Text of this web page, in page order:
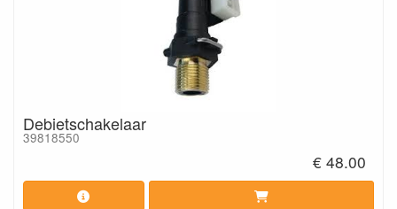
Debietschakelaar
39818550
€ 48.00